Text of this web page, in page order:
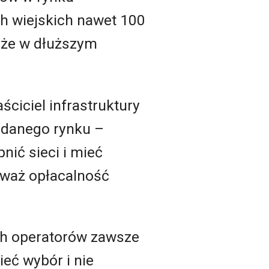
wiejskich nawet 100
w dłuższym
infrastruktury
rynku –
sieci i mieć
opłacalność
operatorów zawsze
wybór i nie